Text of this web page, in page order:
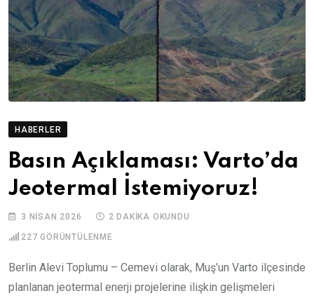
HABERLER
Basın Açıklaması: Varto’da
Jeotermal İstemiyoruz!
3 NISAN 2026 2 DAKIKA OKUNDU
227 GÖRÜNTÜLENME
Berlin Alevi Toplumu – Cemevi olarak, Muş’un Varto ilçesinde
planlanan jeotermal enerji projelerine ilişkin gelişmeleri